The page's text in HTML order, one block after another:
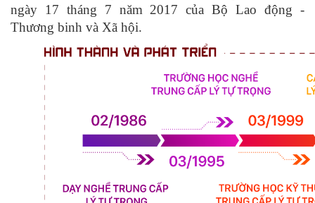
ngày 17 tháng 7 năm 2017 của Bộ Lao động -
Thương binh và Xã hội.